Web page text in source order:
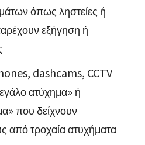
όπως ληστείες ή
εξήγηση ή
dashcams, CCTV
ατύχημα» ή
που δείχνουν
από τροχαία ατυχήματα